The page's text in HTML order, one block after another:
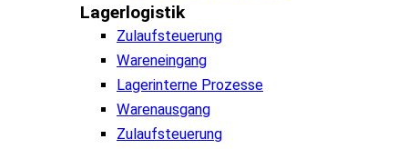
Lagerlogistik
Zulaufsteuerung
Wareneingang
Lagerinterne Prozesse
Warenausgang
Zulaufsteuerung